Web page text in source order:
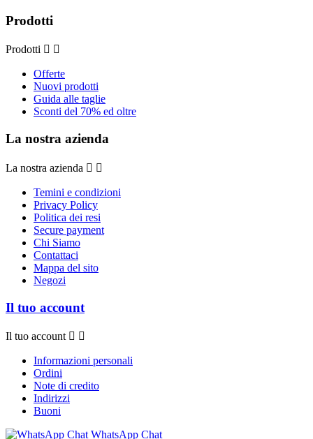
Prodotti
Prodotti  
Offerte
Nuovi prodotti
Guida alle taglie
Sconti del 70% ed oltre
La nostra azienda
La nostra azienda  
Temini e condizioni
Privacy Policy
Politica dei resi
Secure payment
Chi Siamo
Contattaci
Mappa del sito
Negozi
Il tuo account
Il tuo account  
Informazioni personali
Ordini
Note di credito
Indirizzi
Buoni
WhatsApp Chat